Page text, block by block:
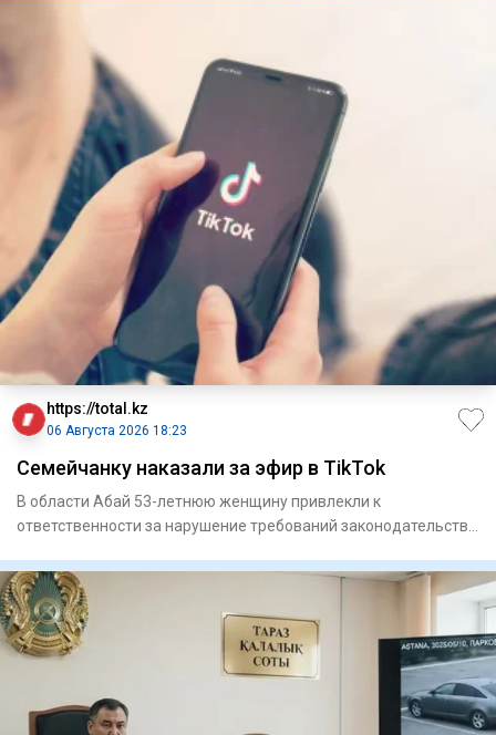
https://total.kz
06 Августа 2026 18:23
Семейчанку наказали за эфир в TikTok
В области Абай 53-летнюю женщину привлекли к
ответственности за нарушение требований законодательства